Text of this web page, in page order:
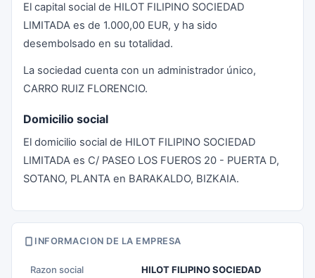
El capital social de HILOT FILIPINO SOCIEDAD
LIMITADA es de 1.000,00 EUR, y ha sido
desembolsado en su totalidad.
La sociedad cuenta con un administrador único,
CARRO RUIZ FLORENCIO.
Domicilio social
El domicilio social de HILOT FILIPINO SOCIEDAD
LIMITADA es C/ PASEO LOS FUEROS 20 - PUERTA D,
SOTANO, PLANTA en BARAKALDO, BIZKAIA.
INFORMACION DE LA EMPRESA
Razon social
HILOT FILIPINO SOCIEDAD